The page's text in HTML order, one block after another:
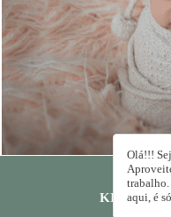
KIKA
Olá!!!
trabalho.
aqui, é